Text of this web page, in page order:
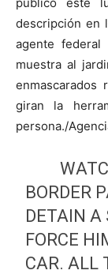
descripción en
agente
muestra al
enmascarados
giran la
persona./
BORDER
DETAIN A
FORCE
CAR. ALL